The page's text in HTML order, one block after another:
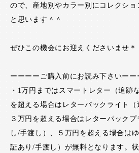
ので、産地別やカラー別にコレクシ
と思います＾＾
ぜひこの機会にお迎えくださいませ＊
ーーーーご購入前にお読み下さいーー
・1万円まではスマートレター（追跡
を超える場合はレターパックライト（
３万円を超える場合はレターパック
し/手渡し）、５万円を超える場合は
証あり/手渡し）が無料となります。